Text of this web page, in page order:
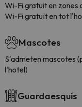
Wi-Fi gratuit en zones
Wi-Fi gratuït en tot
Mascotes
S'admeten mascotes
l'hotel)
Guardaesquís